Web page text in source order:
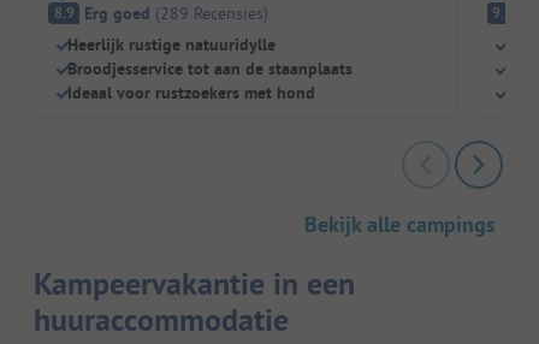
8.9 Erg goed (289 Recensies)
Heerlijk rustige natuuridylle
Broodjesservice tot aan de staanplaats
Ideaal voor rustzoekers met hond
9.3
Bekijk alle campings
Kampeervakantie in een
huuraccommodatie